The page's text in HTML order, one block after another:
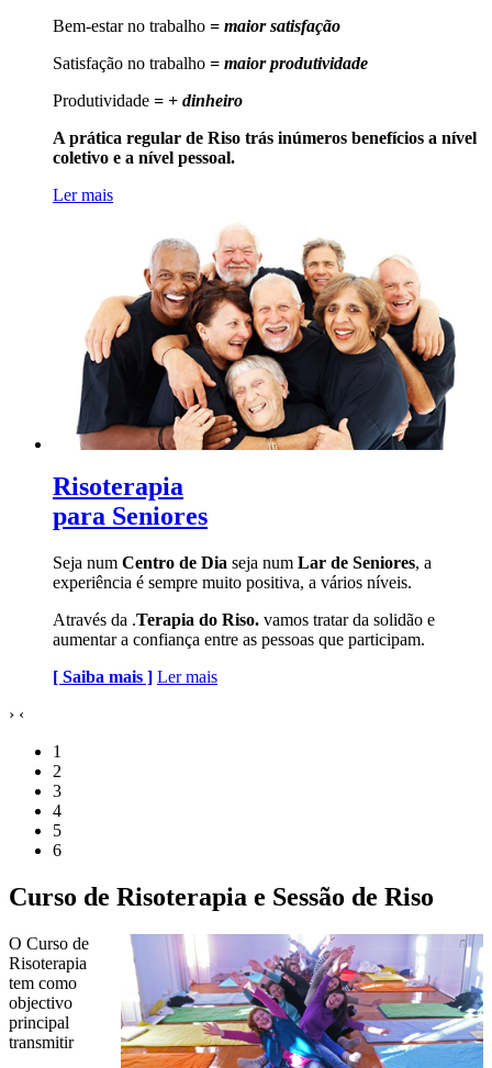
Bem-estar no trabalho = maior satisfação
Satisfação no trabalho = maior produtividade
Produtividade = + dinheiro
A prática regular de Riso trás inúmeros benefícios a nível
coletivo e a nível pessoal.
Ler mais
Risoterapia
para Seniores
Seja num Centro de Dia seja num Lar de Seniores, a
experiência é sempre muito positiva, a vários níveis.
Através da .Terapia do Riso. vamos tratar da solidão e
aumentar a confiança entre as pessoas que participam.
[ Saiba mais ] Ler mais
› ‹
1
2
3
4
5
6
Curso de Risoterapia e Sessão de Riso
O Curso de
Risoterapia
tem como
objectivo
principal
transmitir